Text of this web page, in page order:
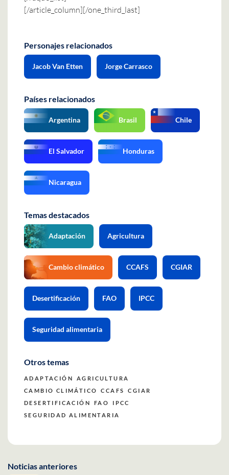
[/article_column][/one_third_last]
Personajes relacionados
Jacob Van Etten Jorge Carrasco
Países relacionados
Argentina Brasil Chile
El Salvador Honduras
Nicaragua
Temas destacados
Adaptación Agricultura
Cambio climático CCAFS CGIAR
Desertificación FAO IPCC
Seguridad alimentaria
Otros temas
ADAPTACIÓN
AGRICULTURA
CAMBIO CLIMÁTICO
CCAFS
CGIAR
DESERTIFICACIÓN
FAO
IPCC
SEGURIDAD ALIMENTARIA
Noticias anteriores